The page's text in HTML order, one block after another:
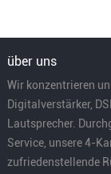
über uns
Wir konzentrieren
Digitalverstärker,
Lautsprecher.
Service, unsere 4-
zufriedenstellende